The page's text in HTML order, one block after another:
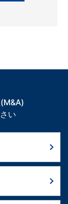
い